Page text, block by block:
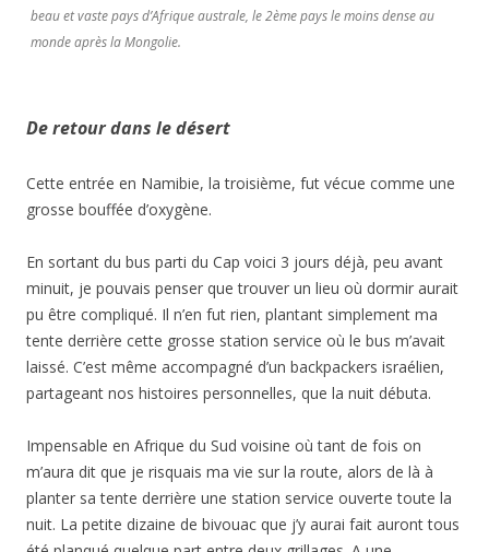
beau et vaste pays d’Afrique australe, le 2ème pays le moins dense au
monde après la Mongolie.
De retour dans le désert
Cette entrée en Namibie, la troisième, fut vécue comme une
grosse bouffée d’oxygène.
En sortant du bus parti du Cap voici 3 jours déjà, peu avant
minuit, je pouvais penser que trouver un lieu où dormir aurait
pu être compliqué. Il n’en fut rien, plantant simplement ma
tente derrière cette grosse station service où le bus m’avait
laissé. C’est même accompagné d’un backpackers israélien,
partageant nos histoires personnelles, que la nuit débuta.
Impensable en Afrique du Sud voisine où tant de fois on
m’aura dit que je risquais ma vie sur la route, alors de là à
planter sa tente derrière une station service ouverte toute la
nuit. La petite dizaine de bivouac que j’y aurai fait auront tous